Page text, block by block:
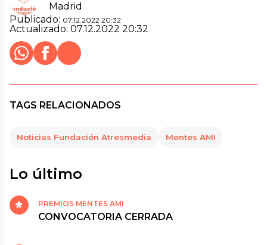
Madrid
Publicado: 07.12.2022 20:32
Actualizado: 07.12.2022 20:32
Whatsapp
Facebook
TAGS RELACIONADOS
Noticias Fundación Atresmedia Mentes AMI
Lo último
PREMIOS MENTES AMI
CONVOCATORIA CERRADA